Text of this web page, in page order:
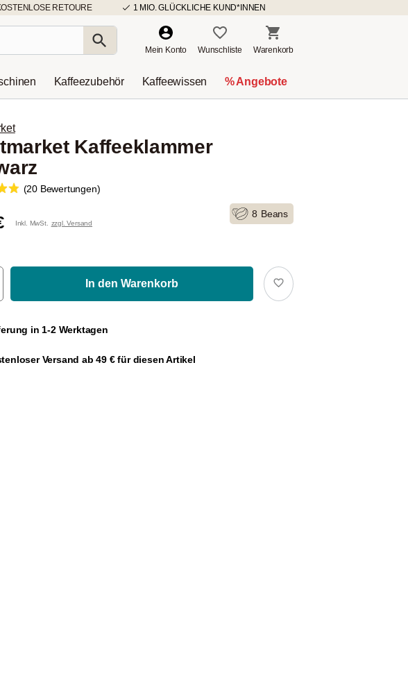
RETOURE 1 MIO. GLÜCKLICHE KUND*INNEN
Mein Konto Wunschliste Warenkorb
Kaffeezubehör Kaffeewissen % Angebote
Kaffeeklammer
(20 Bewertungen)
Inkl. MwSt. zzgl. Versand
8 Beans
In den Warenkorb
in 1-2 Werktagen
Versand ab 49 € für diesen Artikel